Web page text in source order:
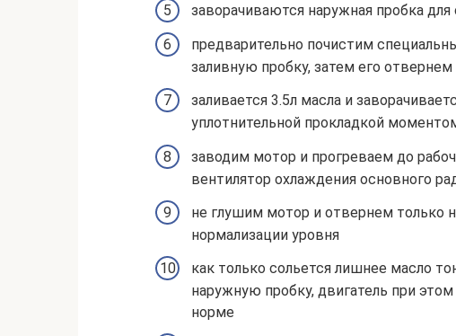
заворачиваются наружная пробка
предварительно почистим
заливную пробку, затем его отвернем
заливается 3.5л масла и
уплотнительной прокладкой
заводим мотор и прогреваем до
вентилятор охлаждения основного
не глушим мотор и отвернем только
нормализации уровня
как только сольется лишнее масло
наружную пробку, двигатель при
норме